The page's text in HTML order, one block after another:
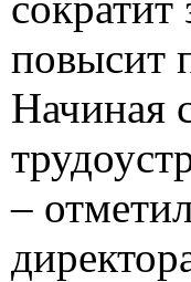
повысит
Начиная
–